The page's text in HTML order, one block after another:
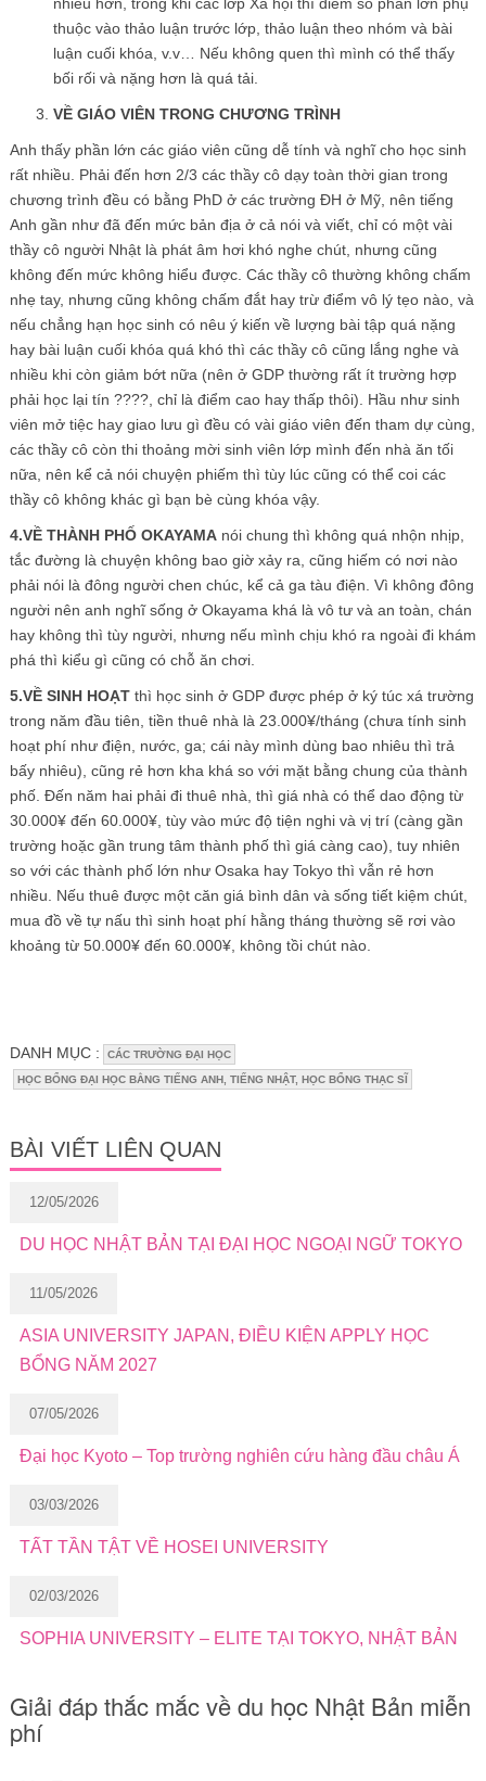
thuộc vào thảo luận trước lớp, thảo luận theo nhóm và bài
luận cuối khóa, v.v… Nếu không quen thì mình có thể thấy
bối rối và nặng hơn là quá tải.
VỀ GIÁO VIÊN TRONG CHƯƠNG TRÌNH
Anh thấy phần lớn các giáo viên cũng dễ tính và nghĩ cho học sinh
rất nhiều. Phải đến hơn 2/3 các thầy cô dạy toàn thời gian trong
chương trình đều có bằng PhD ở các trường ĐH ở Mỹ, nên tiếng
Anh gần như đã đến mức bản địa ở cả nói và viết, chỉ có một vài
thầy cô người Nhật là phát âm hơi khó nghe chút, nhưng cũng
không đến mức không hiểu được. Các thầy cô thường không chấm
nhẹ tay, nhưng cũng không chấm đắt hay trừ điểm vô lý tẹo nào, và
nếu chẳng hạn học sinh có nêu ý kiến về lượng bài tập quá nặng
hay bài luận cuối khóa quá khó thì các thầy cô cũng lắng nghe và
nhiều khi còn giảm bớt nữa (nên ở GDP thường rất ít trường hợp
phải học lại tín ????, chỉ là điểm cao hay thấp thôi). Hầu như sinh
viên mở tiệc hay giao lưu gì đều có vài giáo viên đến tham dự cùng,
các thầy cô còn thi thoảng mời sinh viên lớp mình đến nhà ăn tối
nữa, nên kể cả nói chuyện phiếm thì tùy lúc cũng có thể coi các
thầy cô không khác gì bạn bè cùng khóa vậy.
4.VỀ THÀNH PHỐ OKAYAMAnói chung thì không quá nhộn nhịp,
tắc đường là chuyện không bao giờ xảy ra, cũng hiếm có nơi nào
phải nói là đông người chen chúc, kể cả ga tàu điện. Vì không đông
người nên anh nghĩ sống ở Okayama khá là vô tư và an toàn, chán
hay không thì tùy người, nhưng nếu mình chịu khó ra ngoài đi khám
phá thì kiểu gì cũng có chỗ ăn chơi.
5.VỀ SINH HOẠTthì học sinh ở GDP được phép ở ký túc xá trường
trong năm đầu tiên, tiền thuê nhà là 23.000¥/tháng (chưa tính sinh
hoạt phí như điện, nước, ga; cái này mình dùng bao nhiêu thì trả
bấy nhiêu), cũng rẻ hơn kha khá so với mặt bằng chung của thành
phố. Đến năm hai phải đi thuê nhà, thì giá nhà có thể dao động từ
30.000¥ đến 60.000¥, tùy vào mức độ tiện nghi và vị trí (càng gần
trường hoặc gần trung tâm thành phố thì giá càng cao), tuy nhiên
so với các thành phố lớn như Osaka hay Tokyo thì vẫn rẻ hơn
nhiều. Nếu thuê được một căn giá bình dân và sống tiết kiệm chút,
mua đồ về tự nấu thì sinh hoạt phí hằng tháng thường sẽ rơi vào
khoảng từ 50.000¥ đến 60.000¥, không tồi chút nào.
DANH MỤC : CÁC TRƯỜNG ĐẠI HỌC
HỌC BỔNG ĐẠI HỌC BẰNG TIẾNG ANH, TIẾNG NHẬT, HỌC BỔNG THẠC SĨ
BÀI VIẾT LIÊN QUAN
12/05/2026
DU HỌC NHẬT BẢN TẠI ĐẠI HỌC NGOẠI NGỮ TOKYO
11/05/2026
ASIA UNIVERSITY JAPAN, ĐIỀU KIỆN APPLY HỌC
BỔNG NĂM 2027
07/05/2026
Đại học Kyoto – Top trường nghiên cứu hàng đầu châu Á
03/03/2026
TẤT TẦN TẬT VỀ HOSEI UNIVERSITY
02/03/2026
SOPHIA UNIVERSITY – ELITE TẠI TOKYO, NHẬT BẢN
Giải đáp thắc mắc về du học Nhật Bản miễn
phí